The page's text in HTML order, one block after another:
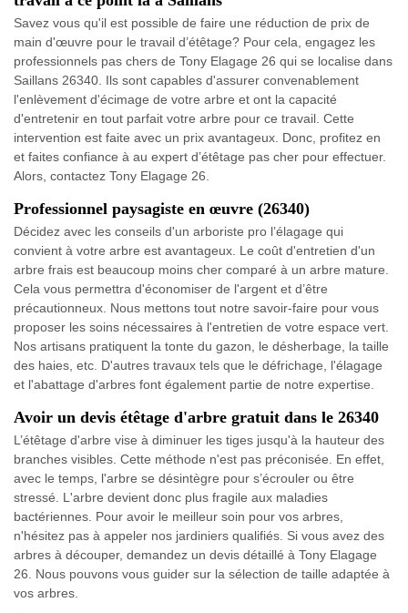
Savez vous qu'il est possible de faire une réduction de prix de
main d'œuvre pour le travail d’étêtage? Pour cela, engagez les
professionnels pas chers de Tony Elagage 26 qui se localise dans
Saillans 26340. Ils sont capables d'assurer convenablement
l'enlèvement d'écimage de votre arbre et ont la capacité
d'entretenir en tout parfait votre arbre pour ce travail. Cette
intervention est faite avec un prix avantageux. Donc, profitez en
et faites confiance à au expert d’étêtage pas cher pour effectuer.
Alors, contactez Tony Elagage 26.
Professionnel paysagiste en œuvre (26340)
Décidez avec les conseils d'un arboriste pro l’élagage qui
convient à votre arbre est avantageux. Le coût d'entretien d'un
arbre frais est beaucoup moins cher comparé à un arbre mature.
Cela vous permettra d'économiser de l'argent et d’être
précautionneux. Nous mettons tout notre savoir-faire pour vous
proposer les soins nécessaires à l'entretien de votre espace vert.
Nos artisans pratiquent la tonte du gazon, le désherbage, la taille
des haies, etc. D'autres travaux tels que le défrichage, l'élagage
et l'abattage d'arbres font également partie de notre expertise.
Avoir un devis étêtage d'arbre gratuit dans le 26340
L’étêtage d'arbre vise à diminuer les tiges jusqu'à la hauteur des
branches visibles. Cette méthode n'est pas préconisée. En effet,
avec le temps, l'arbre se désintègre pour s’écrouler ou être
stressé. L'arbre devient donc plus fragile aux maladies
bactériennes. Pour avoir le meilleur soin pour vos arbres,
n'hésitez pas à appeler nos jardiniers qualifiés. Si vous avez des
arbres à découper, demandez un devis détaillé à Tony Elagage
26. Nous pouvons vous guider sur la sélection de taille adaptée à
vos arbres.